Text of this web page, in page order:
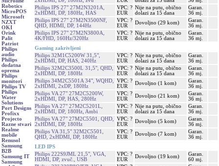
Robotics
MicroPOS
Microsoft
NZXT
OKI
Orink
Palit
Patriot
Philips
audio
Philips
dodatna
oprema
Philips
monitori
Philips TV
Philips
Water
Solutions
Port Designs
Profixx
Projecto
Razne stvari
Realme
mobile
Renusol
Samsung
B2B
Samsung IT
Samsung
Philips IPS 27" 27M2N3201A,
2xHDMI, DP, 180Hz, HAS
VPC: ?
EUR
Nije na putu, obično
dolazi za 15 dana
Garan.
36 mj.
Philips IPS 27" 27M2N3500NF,
QHD, HDMI, DP, 144Hz
VPC: ?
EUR
Dovoljno (29 kom)
Garan.
36 mj.
Philips IPS 27" 27M2N3800A,
4K/FHD, 160Hz/320Hz
VPC: ?
EUR
Nije na putu, obično
dolazi za 15 dana
Garan.
36 mj.
Gaming zakrivljeni
Philips 32M1C5200W 31,5",
2xHDMI, DP, HAS, 240Hz
VPC: ?
EUR
Nije na putu, obično
dolazi za 15 dana
Garan.
36 mj.
Philips 32M2C3500L 31,5", QHD,
2xHDMI, DP, 180Hz
VPC: ?
EUR
Nije na putu, obično
dolazi za 15 dana
Garan.
36 mj.
Philips 34M2C5501A 34", WQHD,
2xHDMI, 2xDP, 180Hz
VPC: ?
EUR
Dovoljno (1 kom)
Garan.
36 mj.
Philips VA 27" 27M2C5200W,
2xHDMI, DP, HAS, 280Hz
VPC: ?
EUR
Dovoljno (21 kom)
Garan.
36 mj.
Philips VA 27" 27M2C5201L,
2xHDMI, DP, 180Hz, Ambi
VPC: ?
EUR
Nije na putu, obično
dolazi za 15 dana
Garan.
36 mj.
Philips VA 27" 27M2C5501, QHD,
2xHDMI, DP, 180Hz
VPC: ?
EUR
Dovoljno (5 kom)
Garan.
36 mj.
Philips VA 31,5" 32M2C5501,
QHD, 2xHDMI, DP, 180Hz
VPC: ?
EUR
Dovoljno (7 kom)
Garan.
36 mj.
LED IPS
Philips 222S9JML 21,5", VGA,
HDMI, DP, zvuč., USB
VPC: ?
EUR
Dovoljno (19 kom)
Garan.
60 mj.